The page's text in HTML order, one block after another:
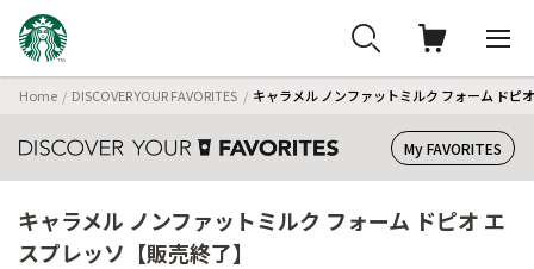
Home DISCOVER YOUR FAVORITES キャラメル ノンファットミルク フォーム ドピ
My FAVORITES
キャラメル ノンファットミルク フォーム ドピオ エ
スプレッソ【販売終了】